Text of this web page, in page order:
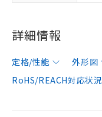
詳細情報
定格/性能 外形図
RoHS/REACH対応状況